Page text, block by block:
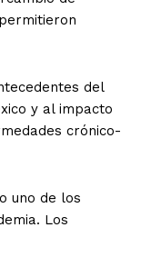
del
y al impacto
crónico-
uno de los
Los